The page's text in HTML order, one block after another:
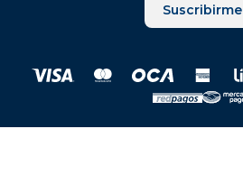
Suscribirme